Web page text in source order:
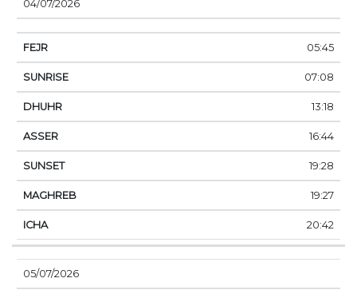
04/07/2026
05:45
07:08
13:18
16:44
19:28
19:27
20:42
05/07/2026